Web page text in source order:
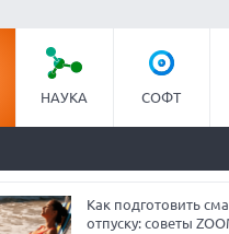
НАУКА СОФТ
Как подготовить
отпуску: советы